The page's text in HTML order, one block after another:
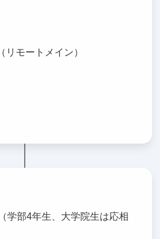
リモートメイン）
学部4年生、大学院生は応相